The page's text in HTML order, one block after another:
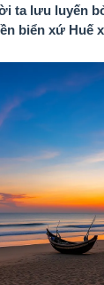
ta lưu luyến
biển xứ Huế